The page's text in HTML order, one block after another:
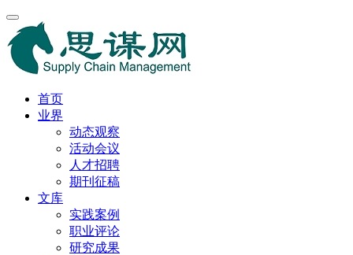
首页
业界
动态观察
活动会议
人才招聘
期刊征稿
文库
实践案例
职业评论
研究成果